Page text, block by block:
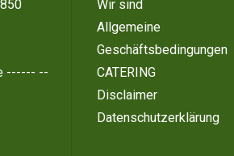
------ --
Wir sind
Allgemeine
Geschäftsbedingungen
CATERING
Disclaimer
Datenschutzerklärung